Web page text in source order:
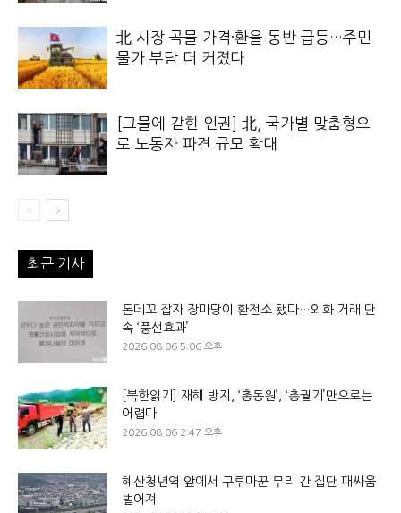
北 시장 곡물 가격·환율 동반 급등…주민
물가 부담 더 커졌다
[그물에 갇힌 인권] 北, 국가별 맞춤형으
로 노동자 파견 규모 확대
최근 기사
돈데꼬 잡자 장마당이 환전소 됐다…외화 거래 단
속 ‘풍선효과’
2026.08.06 5:06 오후
[북한읽기] 재해 방지, ‘총동원’, ‘총궐기’만으로는
어렵다
2026.08.06 2:47 오후
혜산청년역 앞에서 구루마꾼 무리 간 집단 패싸움
벌어져